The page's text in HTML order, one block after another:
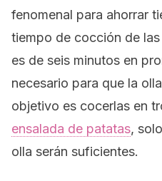
fenomenal para ahorrar
tiempo de cocción de
es de seis minutos en
necesario para que la
objetivo es cocerlas en
ensalada de patatas,
olla serán suficientes.